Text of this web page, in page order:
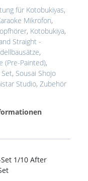
für Kotobukiyas,
Mikrofon,
, Kotobukiya,
Straight -
,
(Pre-Painted),
Set, Sousai Shojo
Studio, Zubehör
1/10 After